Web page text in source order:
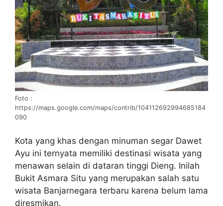
Foto :
https://maps.google.com/maps/contrib/104112692994685184
090
Kota yang khas dengan minuman segar Dawet
Ayu ini ternyata memiliki destinasi wisata yang
menawan selain di dataran tinggi Dieng. Inilah
Bukit Asmara Situ yang merupakan salah satu
wisata Banjarnegara terbaru karena belum lama
diresmikan.